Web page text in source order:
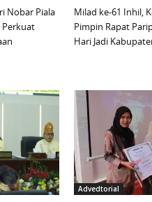
Nobar Piala
Perkuat
Milad ke-61 Inhil,
Pimpin Rapat
Hari Jadi
Advedtorial